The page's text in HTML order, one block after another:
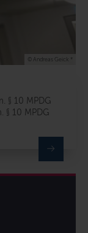
§ 10 MPDG
§ 10 MPDG
© Andreas Geick *